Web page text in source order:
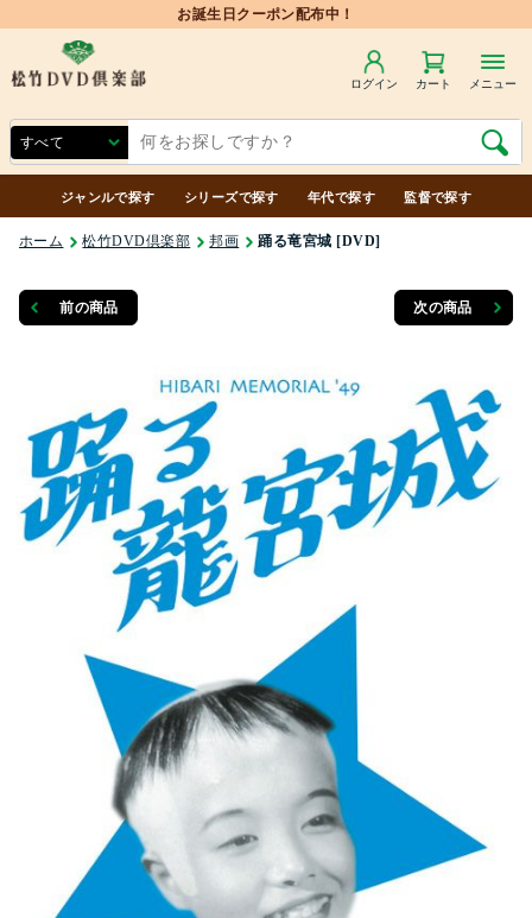
お誕生日クーポン配布中！
ログイン カート メニュー
ジャンルで探す シリーズで探す 年代で探す 監督で探す
ホーム 松竹DVD倶楽部 邦画 踊る竜宮城 [DVD]
前の商品 次の商品